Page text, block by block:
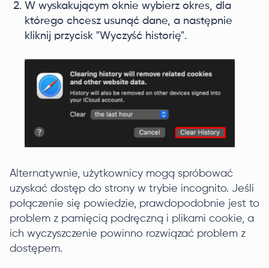
W wyskakującym oknie wybierz okres, dla
którego chcesz usunąć dane, a następnie
kliknij przycisk "Wyczyść historię".
Alternatywnie, użytkownicy mogą spróbować
uzyskać dostęp do strony w trybie incognito. Jeśli
połączenie się powiedzie, prawdopodobnie jest to
problem z pamięcią podręczną i plikami cookie, a
ich wyczyszczenie powinno rozwiązać problem z
dostępem.